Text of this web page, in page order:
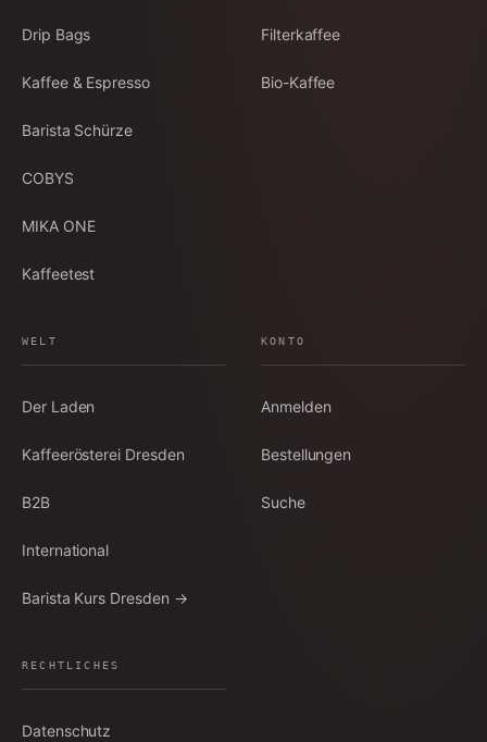
Drip Bags
Kaffee & Espresso
Barista Schürze
COBYS
MIKA ONE
Kaffeetest
Filterkaffee
Bio-Kaffee
WELT
Der Laden
Kaffeerösterei Dresden
B2B
International
Barista Kurs Dresden →
KONTO
Anmelden
Bestellungen
Suche
RECHTLICHES
Datenschutz